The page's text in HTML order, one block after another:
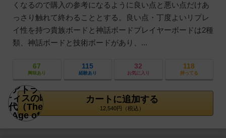
くなるので購入の参考になるように良い点と悪い点だけあ
っさり触れて終わることとする。良い点・丁度よいリプレ
イ性を持つ貴族ボードと神話ボードプレイヤーボードは2種
類、神話ボードと技術ボードがあり、...
67
興味あり
115
経験あり
32
お気に入り
118
持ってる
カートに追加する
12,540円（税込）